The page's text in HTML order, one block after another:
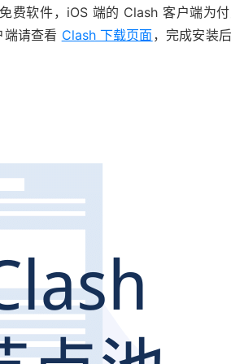
软件，iOS 端的 Clash 客户端为
请查看 Clash 下载页面，完成安装